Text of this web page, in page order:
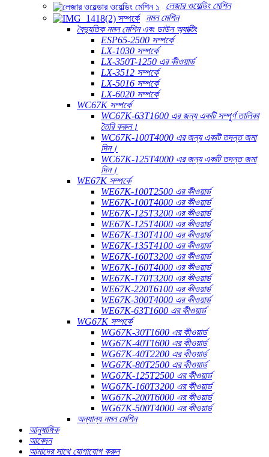
লেজার ওয়েল্ডিং মেশিন
নমন মেশিন
বৈদ্যুতিক নমন মেশিন এবং ডাউন অ্যাক্টিং
ESP65-2500 সম্পর্কে
LX-1030 সম্পর্কে
LX-350T-1250 এর কীওয়ার্ড
LX-3512 সম্পর্কে
LX-5016 সম্পর্কে
LX-6020 সম্পর্কে
WC67K সম্পর্কে
WC67K-63T1600 এর জন্য একটি সম্পূর্ণ তালিকা
তৈরি করুন।
WC67K-100T4000 এর জন্য একটি তদন্ত জমা
দিন।
WC67K-125T4000 এর জন্য একটি তদন্ত জমা
দিন।
WE67K সম্পর্কে
WE67K-100T2500 এর কীওয়ার্ড
WE67K-100T4000 এর কীওয়ার্ড
WE67K-125T3200 এর কীওয়ার্ড
WE67K-125T4000 এর কীওয়ার্ড
WE67K-130T4100 এর কীওয়ার্ড
WE67K-135T4100 এর কীওয়ার্ড
WE67K-160T3200 এর কীওয়ার্ড
WE67K-160T4000 এর কীওয়ার্ড
WE67K-170T3200 এর কীওয়ার্ড
WE67K-220T6100 এর কীওয়ার্ড
WE67K-300T4000 এর কীওয়ার্ড
WE67K-63T1600 এর কীওয়ার্ড
WG67K সম্পর্কে
WG67K-30T1600 এর কীওয়ার্ড
WG67K-40T1600 এর কীওয়ার্ড
WG67K-40T2200 এর কীওয়ার্ড
WG67K-80T2500 এর কীওয়ার্ড
WG67K-125T2500 এর কীওয়ার্ড
WG67K-160T3200 এর কীওয়ার্ড
WG67K-200T6000 এর কীওয়ার্ড
WG67K-500T4000 এর কীওয়ার্ড
অন্যান্য নমন মেশিন
আনুষাঙ্গিক
আবেদন
আমাদের সাথে যোগাযোগ করুন